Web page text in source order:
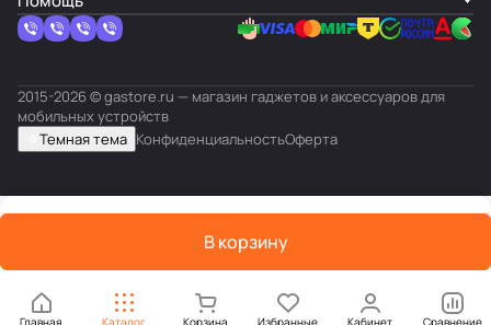
В корзину
Главная Каталог Корзина Избранные Кабинет Сравнение
2015-2026 © gastore.ru — магазин гаджетов и аксессуаров для
мобильных устройств
Темная тема КонфиденциальностьОферта